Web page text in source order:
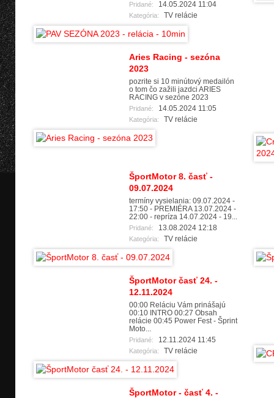
Pridané: 14.05.2024 11:04
Kategória: TV relácie
Aries Racing - sezóna
2023
pozrite si 10 minútový medailón
o tom čo zažili jazdci ARIES
RACING v sezóne 2023
Pridané: 14.05.2024 11:05
Kategória: TV relácie
ŠportMotor 8. časť -
09.07.2024
termíny vysielania: 09.07.2024 -
17:50 - PREMIÉRA 13.07.2024 -
22:00 - repríza 14.07.2024 - 19...
Pridané: 13.08.2024 12:18
Kategória: TV relácie
ŠportMotor časť 24. -
12.11.2024
00:00 Reláciu Vám prinášajú
00:10 INTRO 00:27 Obsah
relácie 00:45 Power Fest - Šprint
Moto...
Pridané: 12.11.2024 11:45
Kategória: TV relácie
ŠportMotor - časť 4. -